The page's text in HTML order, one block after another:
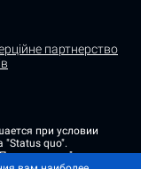
партнерство
при условии
"Status quo".
релизы"